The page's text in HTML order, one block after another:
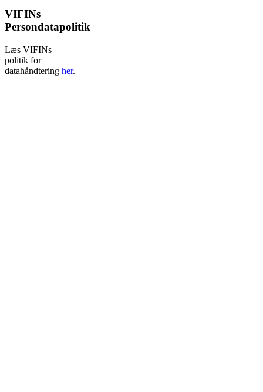
VIFINs
Persondatapolitik
Læs VIFINs
politik for
datahåndtering her.